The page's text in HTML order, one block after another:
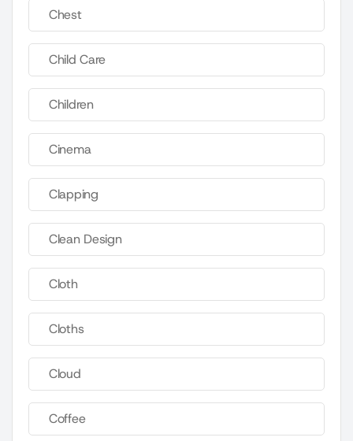
Chest
Child Care
Children
Cinema
Clapping
Clean Design
Cloth
Cloths
Cloud
Coffee